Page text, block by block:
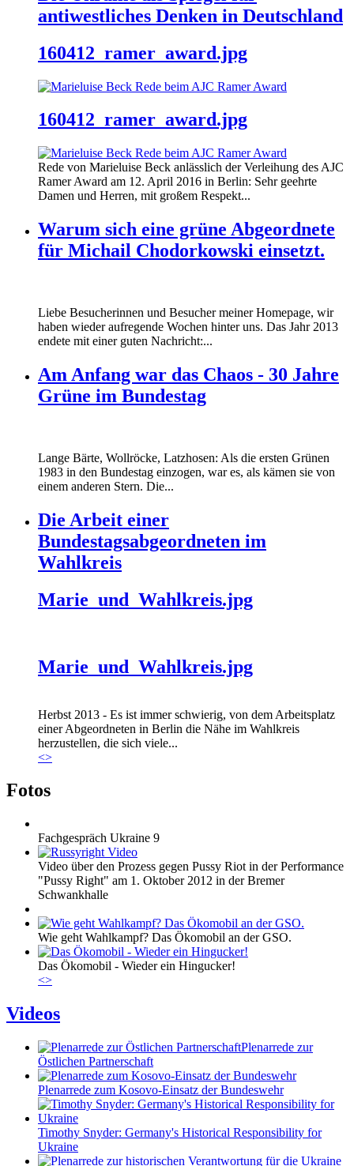
antiwestliches Denken in Deutschland
160412_ramer_award.jpg
160412_ramer_award.jpg
Rede von Marieluise Beck anlässlich der Verleihung des AJC
Ramer Award am 12. April 2016 in Berlin: Sehr geehrte
Damen und Herren, mit großem Respekt...
Warum sich eine grüne Abgeordnete
für Michail Chodorkowski einsetzt.
Liebe Besucherinnen und Besucher meiner Homepage, wir
haben wieder aufregende Wochen hinter uns. Das Jahr 2013
endete mit einer guten Nachricht:...
Am Anfang war das Chaos - 30 Jahre
Grüne im Bundestag
Lange Bärte, Wollröcke, Latzhosen: Als die ersten Grünen
1983 in den Bundestag einzogen, war es, als kämen sie von
einem anderen Stern. Die...
Die Arbeit einer
Bundestagsabgeordneten im
Wahlkreis
Marie_und_Wahlkreis.jpg
Marie_und_Wahlkreis.jpg
Herbst 2013 - Es ist immer schwierig, von dem Arbeitsplatz
einer Abgeordneten in Berlin die Nähe im Wahlkreis
herzustellen, die sich viele...
<>
Fotos
Fachgespräch Ukraine 9
Video über den Prozess gegen Pussy Riot in der Performance
"Pussy Right" am 1. Oktober 2012 in der Bremer
Schwankhalle
Wie geht Wahlkampf? Das Ökomobil an der GSO.
Das Ökomobil - Wieder ein Hingucker!
<>
Videos
Plenarrede zur
Östlichen Partnerschaft
Plenarrede zum Kosovo-Einsatz der Bundeswehr
Timothy Snyder: Germany's Historical Responsibility for
Ukraine